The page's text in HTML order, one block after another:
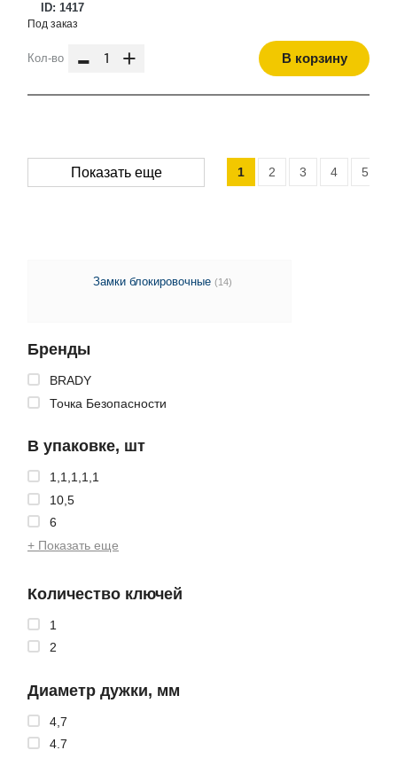
Замки блокировочные (14)
Бренды
BRADY
Точка Безопасности
В упаковке, шт
1,1,1,1,1
10,5
6
+ Показать еще
Количество ключей
1
2
Диаметр дужки, мм
4,7
4.7
ID: 1417
Под заказ
Кол-во - + В корзину
Показать еще 1 2 3 4 5